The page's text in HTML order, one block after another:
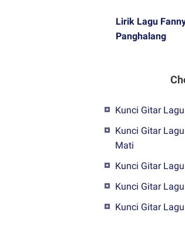
Lirik Lagu
Panghalang
Kunci Gitar
Kunci Gitar
Mati
Kunci Gitar
Kunci Gitar
Kunci Gitar